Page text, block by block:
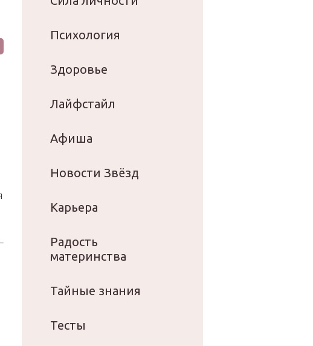
Психология
Здоровье
Лайфстайл
Афиша
Новости Звёзд
Карьера
Радость
материнства
Тайные знания
Тесты